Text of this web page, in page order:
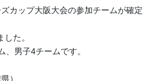
カップ大阪大会の参加チームが確定
た。
男子4チームです。
）